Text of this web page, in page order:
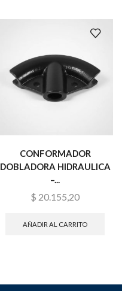
CONFORMADOR
DOBLADORA HIDRAULICA
–...
$ 20.155,20
AÑADIR AL CARRITO